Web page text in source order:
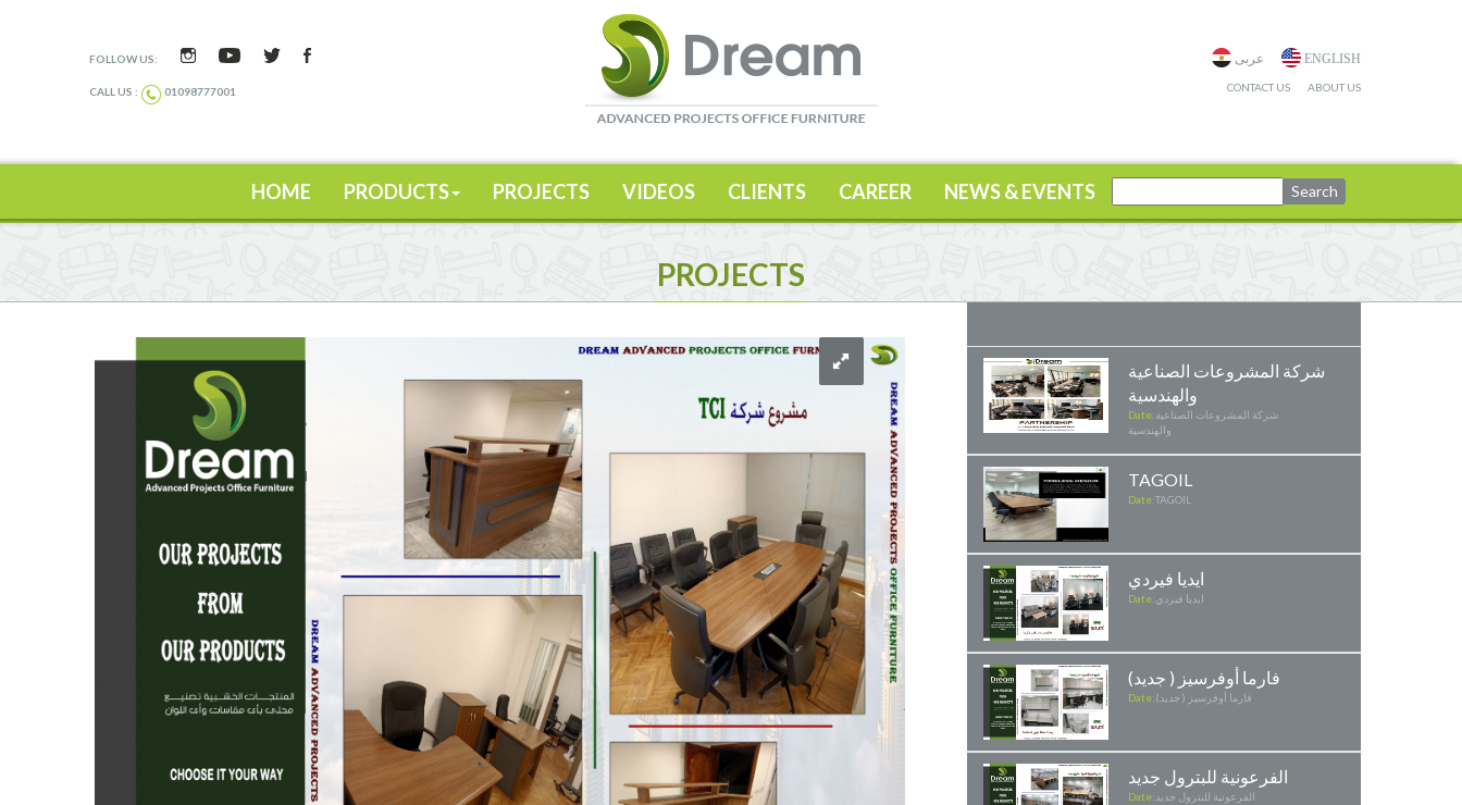
FOLLOW US:
CALL US : 01098777001
ENGLISH عربى
ABOUT US
CONTACT US
HOME PRODUCTS PROJECTS VIDEOS CLIENTS CAREER NEWS & EVENTS
PROJECTS
شركة المشروعات الصناعية
والهندسية
Date:شركة المشروعات الصناعية
والهندسية
TAGOIL
Date:TAGOIL
ايديا فيردي
Date:ايديا فيردي
فارما أوفرسيز ( جديد)
Date:فارما أوفرسيز ( جديد)
الفرعونية للبترول جديد
Date: الفرعونية للبترول جديد